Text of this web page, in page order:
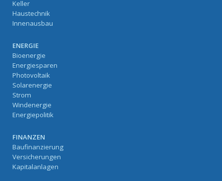
Keller
Haustechnik
Innenausbau
ENERGIE
Bioenergie
Energiesparen
Photovoltaik
Solarenergie
Strom
Windenergie
Energiepolitik
FINANZEN
Baufinanzierung
Versicherungen
Kapitalanlagen